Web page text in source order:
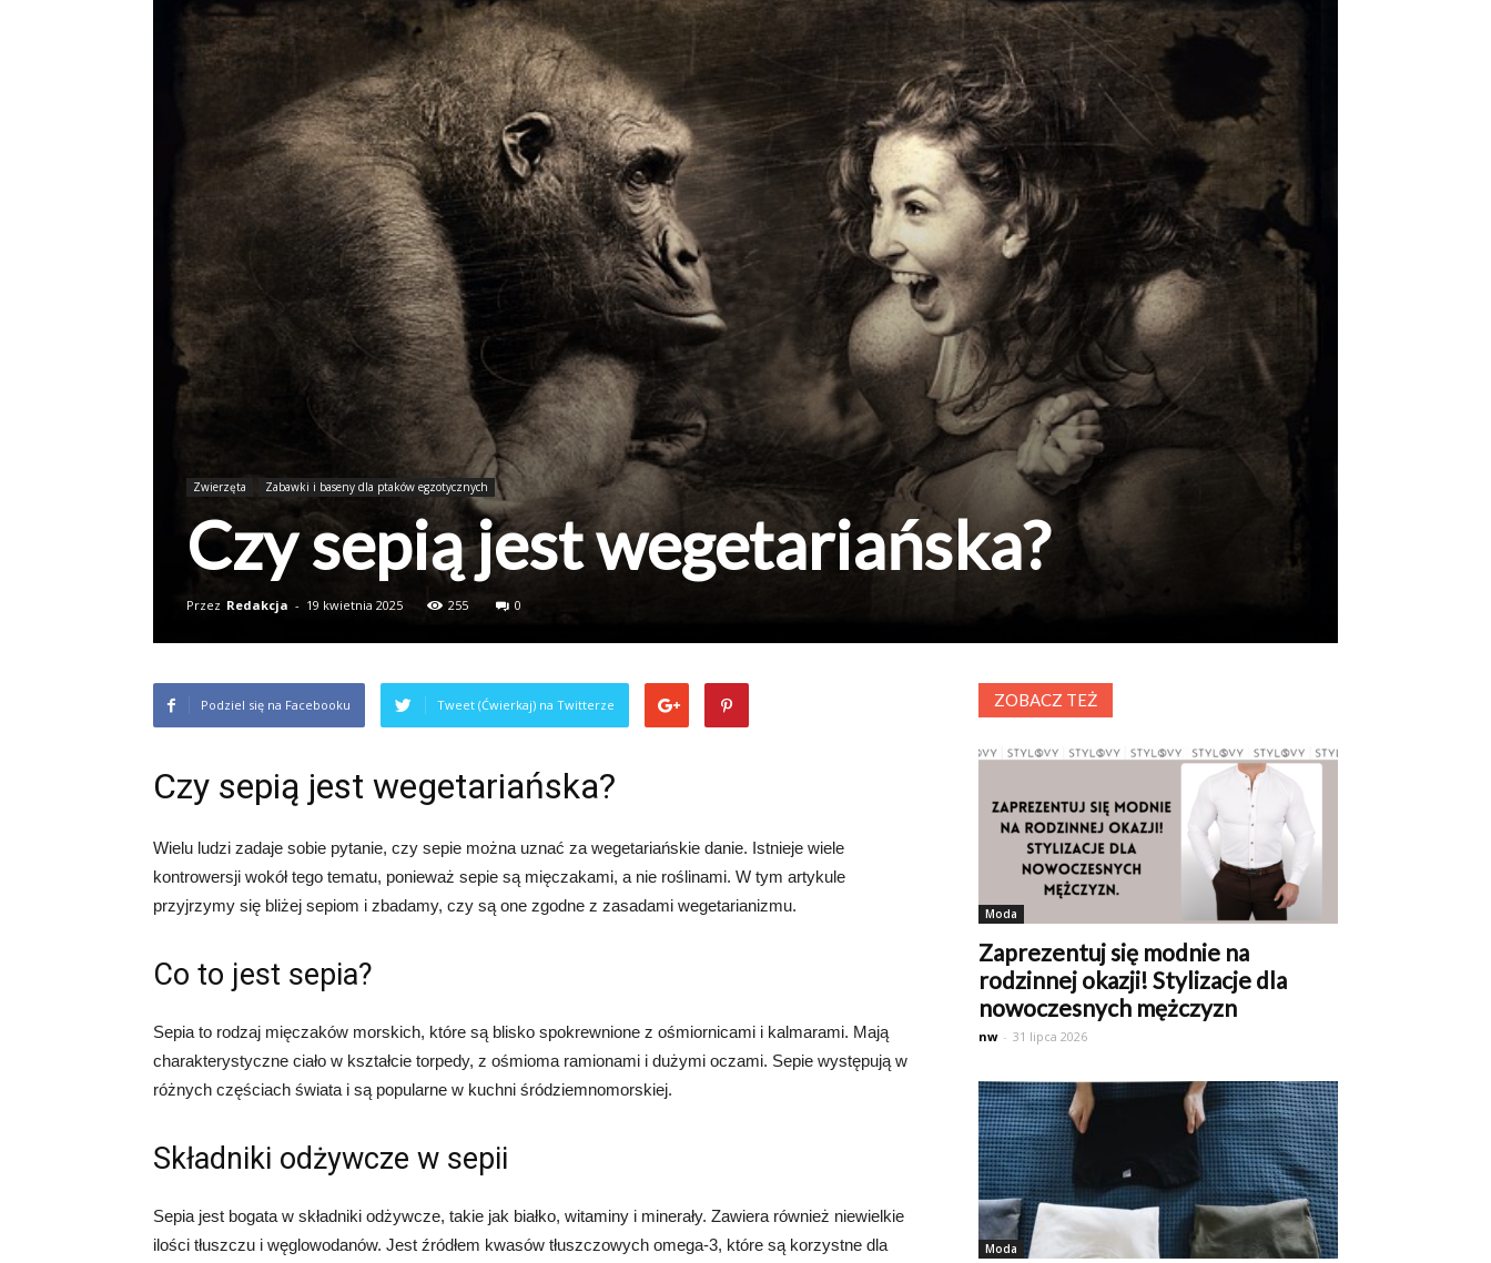
Zwierzęta Zabawki i baseny dla ptaków egzotycznych
Czy sepią jest wegetariańska?
Przez Redakcja - 19 kwietnia 2025 255 0
Podziel się na Facebooku Tweet (Ćwierkaj) na Twitterze
Czy sepią jest wegetariańska?
Wielu ludzi zadaje sobie pytanie, czy sepie można uznać za wegetariańskie danie. Istnieje wiele
kontrowersji wokół tego tematu, ponieważ sepie są mięczakami, a nie roślinami. W tym artykule
przyjrzymy się bliżej sepiom i zbadamy, czy są one zgodne z zasadami wegetarianizmu.
Co to jest sepia?
Sepia to rodzaj mięczaków morskich, które są blisko spokrewnione z ośmiornicami i kalmarami. Mają
charakterystyczne ciało w kształcie torpedy, z ośmioma ramionami i dużymi oczami. Sepie występują w
różnych częściach świata i są popularne w kuchni śródziemnomorskiej.
Składniki odżywcze w sepii
Sepia jest bogata w składniki odżywcze, takie jak białko, witaminy i minerały. Zawiera również niewielkie
ilości tłuszczu i węglowodanów. Jest źródłem kwasów tłuszczowych omega-3, które są korzystne dla
ZOBACZ TEŻ
Moda
Zaprezentuj się modnie na
rodzinnej okazji! Stylizacje dla
nowoczesnych mężczyzn
nw - 31 lipca 2026
Moda